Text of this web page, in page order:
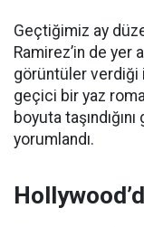
Geçtiğimiz ay
Ramirez’in de yer
görüntüler verdiği
geçici bir yaz
boyuta
yorumlandı.